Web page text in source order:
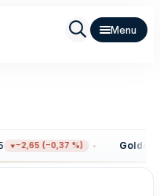
−2,65 (−0,37 %) Gold